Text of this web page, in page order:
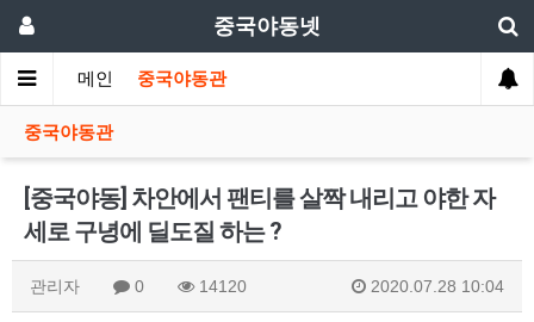
중국야동넷
메인 중국야동관
중국야동관
[중국야동] 차안에서 팬티를 살짝 내리고 야한 자
세로 구녕에 딜도질 하는 ?
관리자 0 14120 2020.07.28 10:04